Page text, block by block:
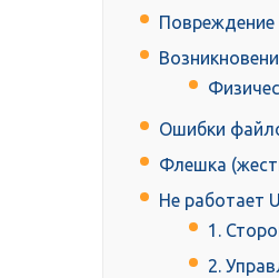
Ошибки
Флешка
Не работает
1.
2.